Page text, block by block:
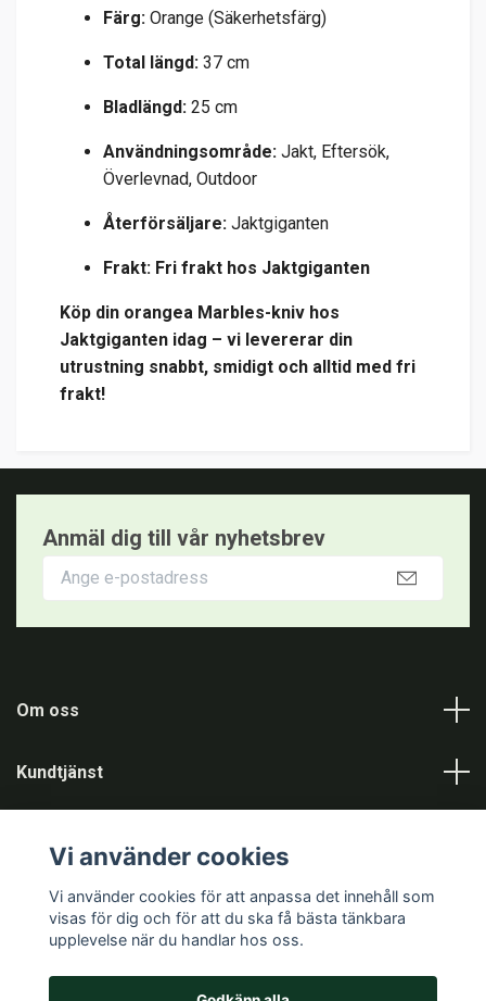
Färg: Orange (Säkerhetsfärg)
Total längd: 37 cm
Bladlängd: 25 cm
Användningsområde: Jakt, Eftersök,
Överlevnad, Outdoor
Återförsäljare: Jaktgiganten
Frakt: Fri frakt hos Jaktgiganten
Köp din orangea Marbles-kniv hos
Jaktgiganten idag – vi levererar din
utrustning snabbt, smidigt och alltid med fri
frakt!
Anmäl dig till vår nyhetsbrev
Om oss
Kundtjänst
Sociala medier
Vi använder cookies
Vi använder cookies för att anpassa det innehåll som
visas för dig och för att du ska få bästa tänkbara
upplevelse när du handlar hos oss.